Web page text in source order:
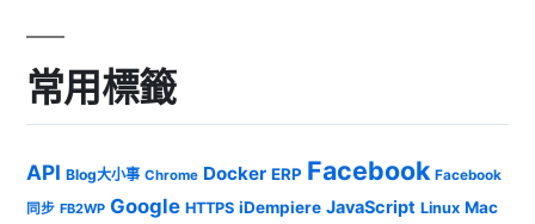
常用標籤
API Blog大小事 Chrome Docker ERP Facebook Facebook
同步 FB2WP Google HTTPS iDempiere JavaScript Linux Mac